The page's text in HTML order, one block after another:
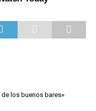
de los buenos bares»